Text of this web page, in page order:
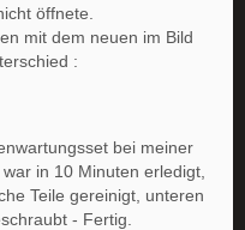
öffnete.
mit dem neuen im Bild
:
bei meiner
in 10 Minuten erledigt,
Teile gereinigt, unteren
- Fertig.